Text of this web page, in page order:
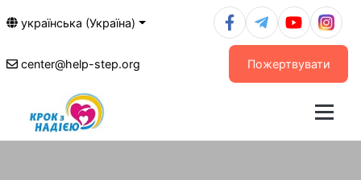
українська (Україна)
center@help-step.org Пожертвувати